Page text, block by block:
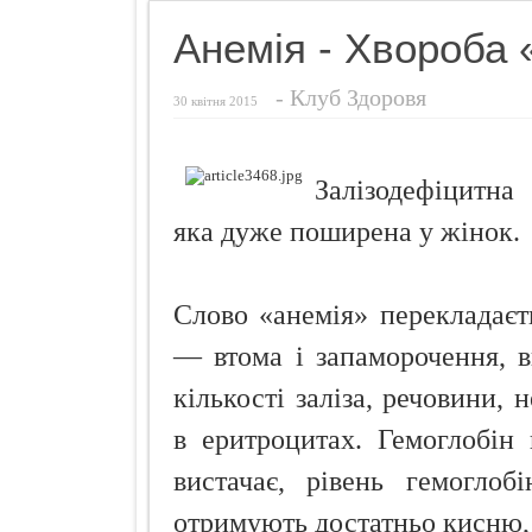
Секрети
Шість
Анемія - Хвороба
30 квітня 2015 - Клуб Здоровя
яка дуже поширена у жінок.
Слово «анемія»
— втома і запаморочення,
кількості заліза, речовини,
в еритроцитах.
вистачає, рівень
отримують достатньо